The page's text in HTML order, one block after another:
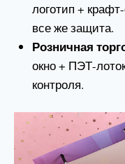
логотип +
все же защита.
Розничная
окно + ПЭТ-
контроля.